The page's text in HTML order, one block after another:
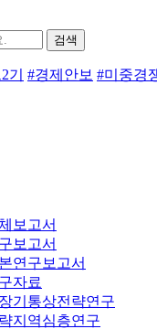
검색
기 #경제안보 #미중경
보고서
보고서
연구보고서
자료
기통상전략연구
지역심층연구